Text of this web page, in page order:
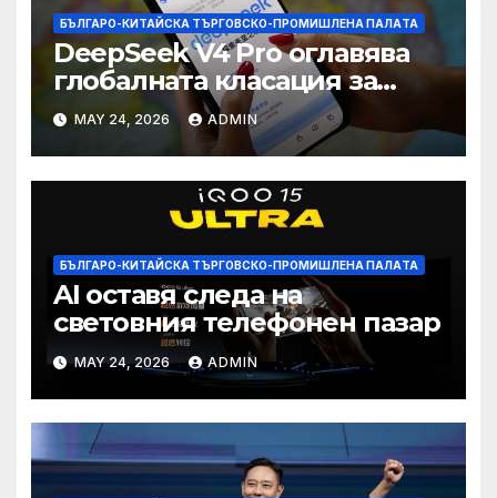
БЪЛГАРО-КИТАЙСКА ТЪРГОВСКО-ПРОМИШЛЕНА ПАЛAТА
DeepSeek V4 Pro оглавява
глобалната класация за
печалба след 75%
намаление на цената
MAY 24, 2026 ADMIN
БЪЛГАРО-КИТАЙСКА ТЪРГОВСКО-ПРОМИШЛЕНА ПАЛAТА
AI оставя следа на
световния телефонен пазар
MAY 24, 2026 ADMIN